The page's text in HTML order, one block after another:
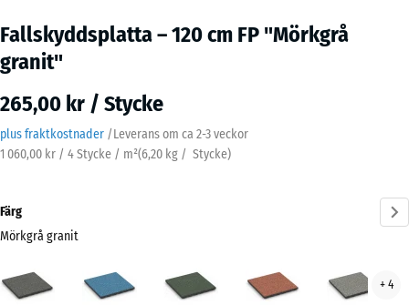
Fallskyddsplatta – 120 cm FP "Mörkgrå
granit"
265,00 kr / Stycke
plus fraktkostnader /Leverans om ca 2-3 veckor
1 060,00 kr / 4 Stycke / m²(6,20 kg / Stycke)
Färg
Mörkgrå granit
granit
+ 4